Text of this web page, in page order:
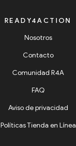
READY4ACTION
Nosotros
Contacto
Comunidad R4A
FAQ
Aviso de privacidad
Políticas Tienda en Línea